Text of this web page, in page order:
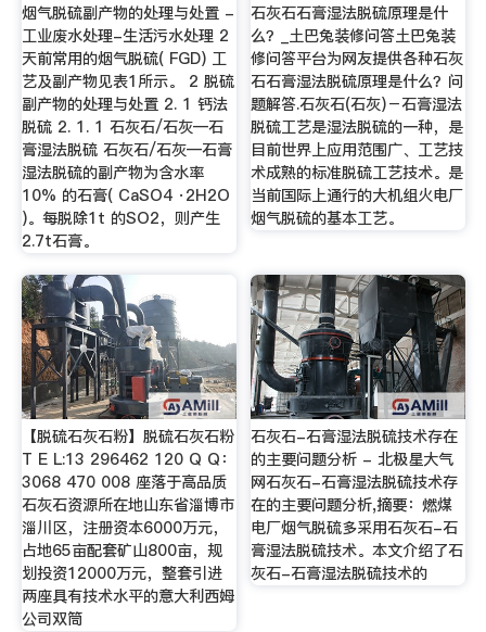
烟气脱硫副产物的处理与处置 -
工业废水处理-生活污水处理 2
天前常用的烟气脱硫( FGD) 工
艺及副产物见表1所示。 2 脱硫
副产物的处理与处置 2. 1 钙法
脱硫 2. 1. 1 石灰石/石灰—石
膏湿法脱硫 石灰石/石灰—石膏
湿法脱硫的副产物为含水率
10% 的石膏( CaSO4 ·2H2O
)。每脱除1t 的SO2，则产生
2.7t石膏。
石灰石石膏湿法脱硫原理是什
么？_土巴兔装修问答土巴兔装
修问答平台为网友提供各种石灰
石石膏湿法脱硫原理是什么？问
题解答.石灰石(石灰)－石膏湿法
脱硫工艺是湿法脱硫的一种，是
目前世界上应用范围广、工艺技
术成熟的标准脱硫工艺技术。是
当前国际上通行的大机组火电厂
烟气脱硫的基本工艺。
【脱硫石灰石粉】脱硫石灰石粉
T E L:13 296462 120 Q Q：
3068 470 008 座落于高品质
石灰石资源所在地山东省淄博市
淄川区，注册资本6000万元，
占地65亩配套矿山800亩，规
划投资12000万元，整套引进
两座具有技术水平的意大利西姆
公司双筒
石灰石-石膏湿法脱硫技术存在
的主要问题分析 - 北极星大气
网石灰石-石膏湿法脱硫技术存
在的主要问题分析,摘要：燃煤
电厂烟气脱硫多采用石灰石-石
膏湿法脱硫技术。本文介绍了石
灰石-石膏湿法脱硫技术的